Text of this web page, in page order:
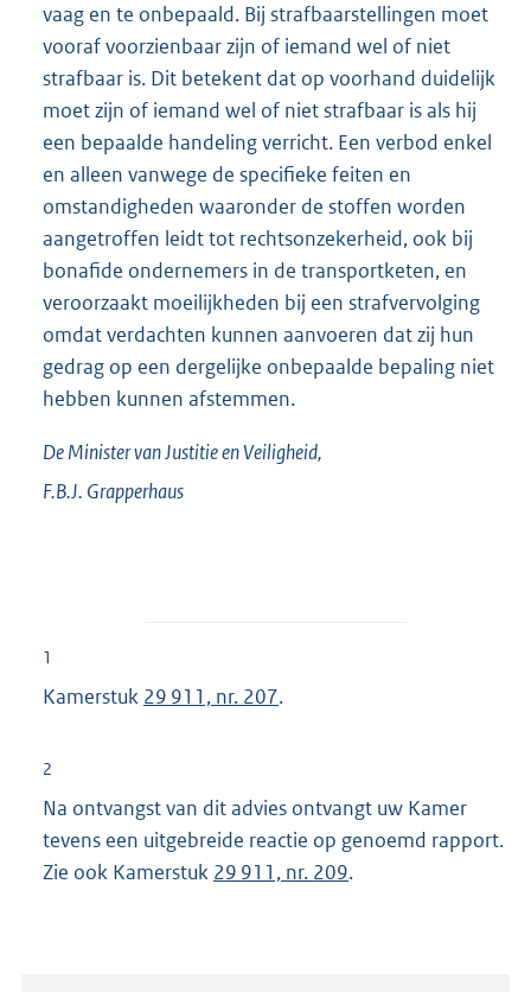
vaag en te onbepaald. Bij strafbaarstellingen moet
vooraf voorzienbaar zijn of iemand wel of niet
strafbaar is. Dit betekent dat op voorhand duidelijk
moet zijn of iemand wel of niet strafbaar is als hij
een bepaalde handeling verricht. Een verbod enkel
en alleen vanwege de specifieke feiten en
omstandigheden waaronder de stoffen worden
aangetroffen leidt tot rechtsonzekerheid, ook bij
bonafide ondernemers in de transportketen, en
veroorzaakt moeilijkheden bij een strafvervolging
omdat verdachten kunnen aanvoeren dat zij hun
gedrag op een dergelijke onbepaalde bepaling niet
hebben kunnen afstemmen.
De Minister van Justitie en Veiligheid,
F.B.J. Grapperhaus
1
Kamerstuk 29 911, nr. 207.
2
Na ontvangst van dit advies ontvangt uw Kamer
tevens een uitgebreide reactie op genoemd rapport.
Zie ook Kamerstuk 29 911, nr. 209.